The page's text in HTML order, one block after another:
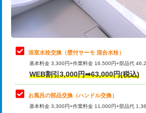
止水・漏水調査・防水処理・清掃・修
理・調整・分解・加工など（軽作業）
止水・漏水調査・防水処理・清掃・修
理・調整・分解・加工など（中作業）
止水・漏水調査・防水処理・清掃・修
理・調整・分解・加工など（重作業）
トイレタンク脱着
浴室水栓交換（壁付サーモ 混合水栓）
基本料金 3,300円+作業料金 16,500円+部品代
WEB割引3,000円➡63,000円(税込)
お風呂の部品交換（ハンドル交換）
基本料金 3,300円+作業料金 11,000円+部品代